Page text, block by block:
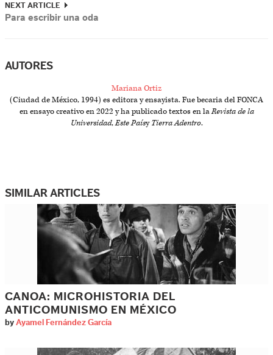
NEXT ARTICLE
Para escribir una oda
AUTORES
Mariana Ortiz
(Ciudad de México, 1994) es editora y ensayista. Fue becaria del FONCA
en ensayo creativo en 2022 y ha publicado textos en laRevista de la
Universidad,Este PaísyTierra Adentro.
SIMILAR ARTICLES
CANOA: MICROHISTORIA DEL
ANTICOMUNISMO EN MÉXICO
by Ayamel Fernández García